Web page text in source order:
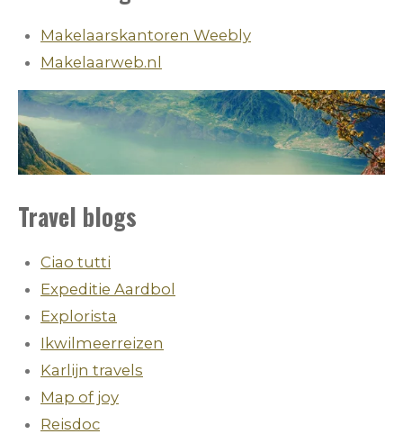
Makelaarskantoren Weebly
Makelaarweb.nl
Travel blogs
Ciao tutti
Expeditie Aardbol
Explorista
Ikwilmeerreizen
Karlijn travels
Map of joy
Reisdoc